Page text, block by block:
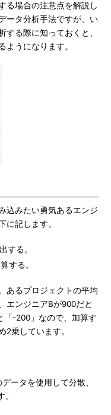
る場合の注意点を解説し
ータ分析手法ですが、い
する際に知っておくと、
ようになります。
込みたい勇気あるエンジ
に記します。
する。
する。
あるプロジェクトの平均
エンジニアBが900だと
「-200」なので、加算す
2乗しています。
ータを使用して分散、